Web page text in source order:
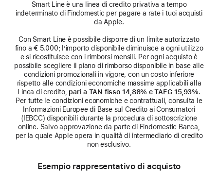
Smart Line è una linea di credito privativa a tempo
indeterminato di Findomestic per pagare a rate i tuoi acquisti
da Apple.
Con Smart Line è possibile disporre di un limite autorizzato
fino a € 5.000; l’importo disponibile diminuisce a ogni utilizzo
e si ricostituisce con i rimborsi mensili. Per ogni acquisto è
possibile scegliere il piano di rimborso disponibile in base alle
condizioni promozionali in vigore, con un costo inferiore
rispetto alle condizioni economiche massime applicabili alla
Linea di credito, pari a TAN fisso 14,88% e TAEG 15,93%.
Per tutte le condizioni economiche e contrattuali, consulta le
Informazioni Europee di Base sul Credito ai Consumatori
(IEBCC) disponibili durante la procedura di sottoscrizione
online. Salvo approvazione da parte di Findomestic Banca,
per la quale Apple opera in qualità di intermediario di credito
non esclusivo.
Esempio rappresentativo di acquisto